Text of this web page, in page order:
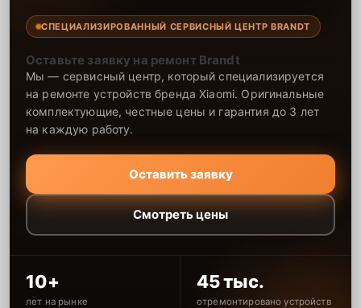
СПЕЦИАЛИЗИРОВАННЫЙ СЕРВИСНЫЙ ЦЕНТР BRANDT
Оставьте заявку на ремонт Brandt
Мы — сервисный центр, который специализируется
на ремонте устройств бренда Xiaomi. Оригинальные
комплектующие, честные цены и гарантия до 3 лет
на каждую работу.
Оставить заявку
Смотреть цены
10+
лет на рынке
45 тыс.
отремонтировано устройств